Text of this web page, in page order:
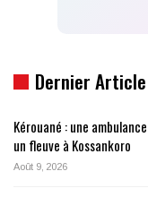
Dernier Article
Kérouané : une
un fleuve à Kossankoro
Août 9, 2026